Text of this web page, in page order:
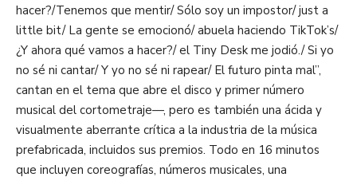
hacer?/Tenemos que mentir/Sólo soy un impostor/just a
little bit/ La gente se emocionó/abuela haciendo TikTok’s/
¿Y ahora qué vamos a hacer?/el Tiny Desk me jodió./Si yo
no sé ni cantar/Y yo no sé ni rapear/ El futuro pinta mal”,
cantan en el tema que abre el disco y primer número
musical del cortometraje—, pero es también una ácida y
visualmente aberrante crítica a la industria de la música
prefabricada, incluidos sus premios. Todo en 16 minutos
que incluyen coreografías, números musicales, una